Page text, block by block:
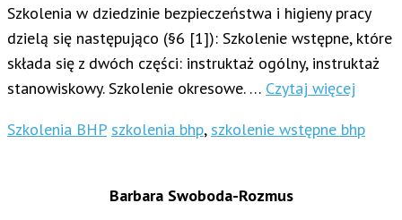
Szkolenia w dziedzinie bezpieczeństwa i higieny pracy
dzielą się następująco (§6 [1]): Szkolenie wstępne, które
składa się z dwóch części: instruktaż ogólny, instruktaż
stanowiskowy. Szkolenie okresowe. … Czytaj więcej
Szkolenia BHP szkolenia bhp, szkolenie wstępne bhp
Barbara Swoboda-Rozmus